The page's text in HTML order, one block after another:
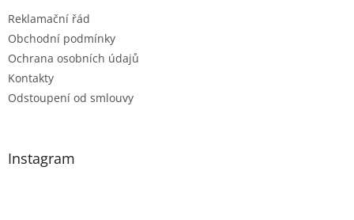
Reklamační řád
Obchodní podmínky
Ochrana osobních údajů
Kontakty
Odstoupení od smlouvy
Instagram